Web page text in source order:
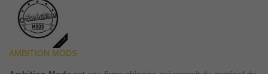
AMBITION MODS